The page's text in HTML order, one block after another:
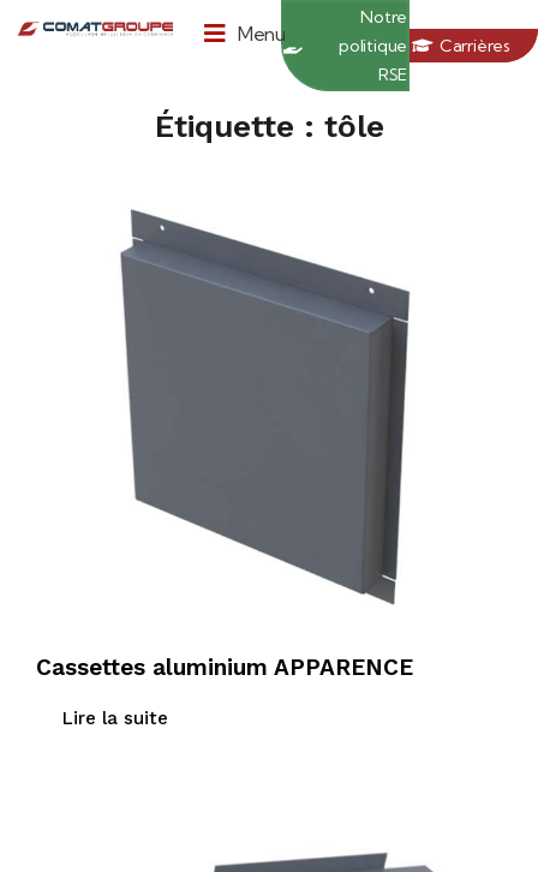
Menu
Notre
politique
RSE
Carrières
Étiquette : tôle
Cassettes aluminium APPARENCE
Lire la suite